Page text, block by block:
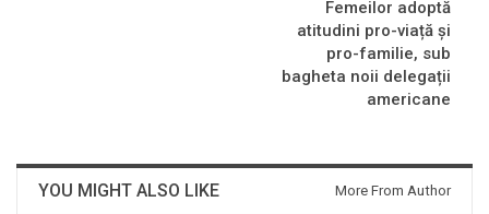
Femeilor adoptă
atitudini pro-viață și
pro-familie, sub
bagheta noii delegații
americane
YOU MIGHT ALSO LIKE More From Author